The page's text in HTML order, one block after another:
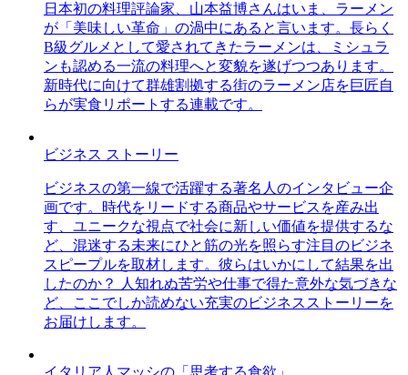
日本初の料理評論家、山本益博さんはいま、ラーメン
が「美味しい革命」の渦中にあると言います。長らく
B級グルメとして愛されてきたラーメンは、ミシュラ
ンも認める一流の料理へと変貌を遂げつつあります。
新時代に向けて群雄割拠する街のラーメン店を巨匠自
らが実食リポートする連載です。
ビジネス ストーリー
ビジネスの第一線で活躍する著名人のインタビュー企
画です。時代をリードする商品やサービスを産み出
す、ユニークな視点で社会に新しい価値を提供するな
ど、混迷する未来にひと筋の光を照らす注目のビジネ
スピープルを取材します。彼らはいかにして結果を出
したのか？ 人知れぬ苦労や仕事で得た意外な気づきな
ど、ここでしか読めない充実のビジネスストーリーを
お届けします。